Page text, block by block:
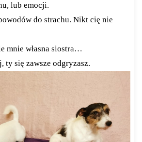
lub emocji.
do strachu. Nikt cię nie
mnie własna siostra…
ty się zawsze odgryzasz.